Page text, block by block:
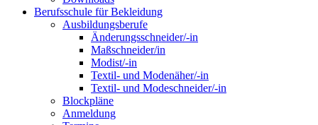
Berufsschule für Bekleidung
Ausbildungsberufe
Änderungsschneider/-in
Maßschneider/in
Modist/-in
Textil- und Modenäher/-in
Textil- und Modeschneider/-in
Blockpläne
Anmeldung